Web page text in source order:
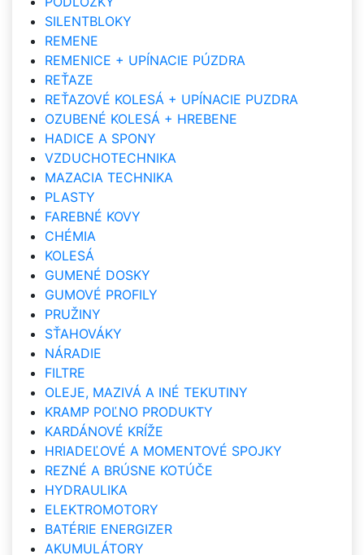
SILENTBLOKY
REMENE
REMENICE + UPÍNACIE PÚZDRA
REŤAZE
REŤAZOVÉ KOLESÁ + UPÍNACIE PUZDRA
OZUBENÉ KOLESÁ + HREBENE
HADICE A SPONY
VZDUCHOTECHNIKA
MAZACIA TECHNIKA
PLASTY
FAREBNÉ KOVY
CHÉMIA
KOLESÁ
GUMENÉ DOSKY
GUMOVÉ PROFILY
PRUŽINY
SŤAHOVÁKY
NÁRADIE
FILTRE
OLEJE, MAZIVÁ A INÉ TEKUTINY
KRAMP POĽNO PRODUKTY
KARDÁNOVÉ KRÍŽE
HRIADEĽOVÉ A MOMENTOVÉ SPOJKY
REZNÉ A BRÚSNE KOTÚČE
HYDRAULIKA
ELEKTROMOTORY
BATÉRIE ENERGIZER
AKUMULÁTORY